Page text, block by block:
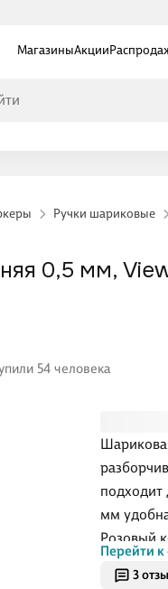
МагазиныАкции
Ручки шариковые
3
подходит
мм
Розовый
на столе.
Перейти
0,5 мм,
54 человека